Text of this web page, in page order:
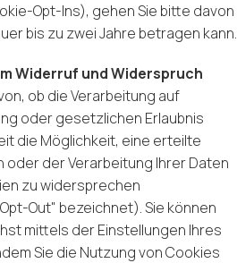
Opt-Ins), gehen Sie bitte davon
bis zu zwei Jahre betragen kann.
Widerruf und Widerspruch
ob die Verarbeitung auf
oder gesetzlichen Erlaubnis
die Möglichkeit, eine erteilte
oder der Verarbeitung Ihrer Daten
zu widersprechen
Out" bezeichnet). Sie können
mittels der Einstellungen Ihres
Sie die Nutzung von Cookies